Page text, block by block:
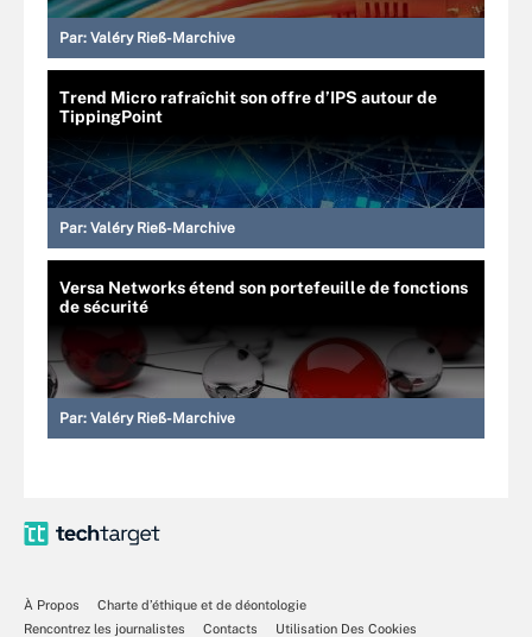
Par: Valéry Rieß-Marchive
Trend Micro rafraîchit son offre d’IPS autour de
TippingPoint
Par: Valéry Rieß-Marchive
Versa Networks étend son portefeuille de fonctions
de sécurité
Par: Valéry Rieß-Marchive
À Propos
Charte d’éthique et de déontologie
Rencontrez les journalistes
Contacts
Utilisation Des Cookies